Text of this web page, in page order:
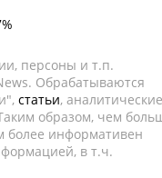
персоны и т.п.
Обрабатываются
статьи, аналитические
образом, чем
более информативен
в т.ч.